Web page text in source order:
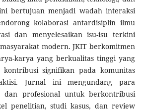
bertujuan menjadi wadah interaksi
kolaborasi antardisiplin ilmu
dan menyelesaikan isu-isu terkini
modern. JKIT berkomitmen
karya yang berkualitas tinggi yang
signifikan pada komunitas
Jurnal ini mengundang para
dan profesional untuk berkontribusi
penelitian, studi kasus, dan review